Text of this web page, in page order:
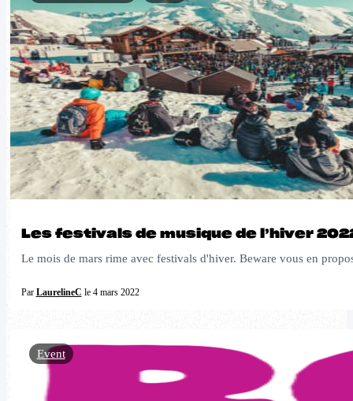
Les festivals de musique de l’hiver
Le mois de mars rime avec festivals d'hiver. Beware vous en
Par LaurelineC le 4 mars 2022
Event